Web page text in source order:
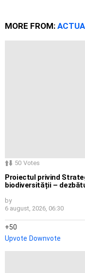
MORE FROM:
50 Votes
Proiectul privind
biodiversității –
by
6 august, 2026, 06:30
50
Upvote Downvote